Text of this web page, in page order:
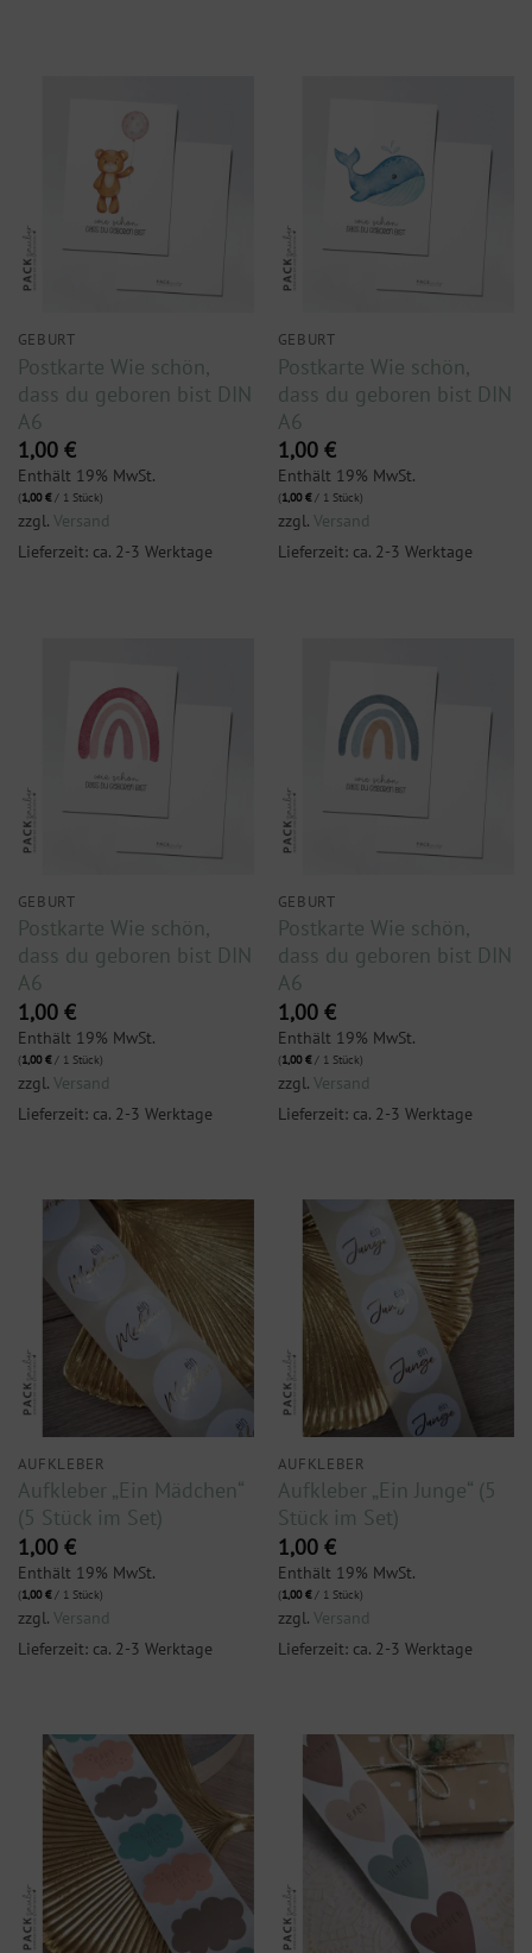
GEBURT
Postkarte Wie schön,
dass du geboren bist DIN
A6
1,00 €
Enthält 19% MwSt.
(1,00€/ 1 Stück)
zzgl. Versand
Lieferzeit: ca. 2-3 Werktage
GEBURT
Postkarte Wie schön,
dass du geboren bist DIN
A6
1,00 €
Enthält 19% MwSt.
(1,00€/ 1 Stück)
zzgl. Versand
Lieferzeit: ca. 2-3 Werktage
GEBURT
Postkarte Wie schön,
dass du geboren bist DIN
A6
1,00 €
Enthält 19% MwSt.
(1,00€/ 1 Stück)
zzgl. Versand
Lieferzeit: ca. 2-3 Werktage
GEBURT
Postkarte Wie schön,
dass du geboren bist DIN
A6
1,00 €
Enthält 19% MwSt.
(1,00€/ 1 Stück)
zzgl. Versand
Lieferzeit: ca. 2-3 Werktage
AUFKLEBER
Aufkleber „Ein Mädchen“
(5 Stück im Set)
1,00 €
Enthält 19% MwSt.
(1,00€/ 1 Stück)
zzgl. Versand
Lieferzeit: ca. 2-3 Werktage
AUFKLEBER
Aufkleber „Ein Junge“ (5
Stück im Set)
1,00 €
Enthält 19% MwSt.
(1,00€/ 1 Stück)
zzgl. Versand
Lieferzeit: ca. 2-3 Werktage